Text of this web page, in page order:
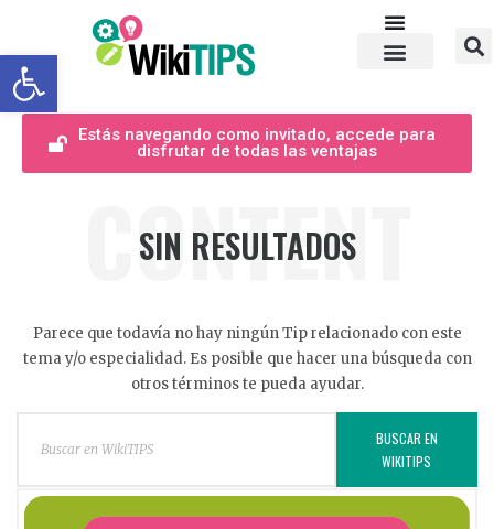
Abrir barra de herramientas
Estás navegando como invitado, accede para
disfrutar de todas las ventajas
CONTENT
SIN RESULTADOS
Parece que todavía no hay ningún Tip relacionado con este
tema y/o especialidad. Es posible que hacer una búsqueda con
otros términos te pueda ayudar.
BUSCAR EN
WIKITIPS